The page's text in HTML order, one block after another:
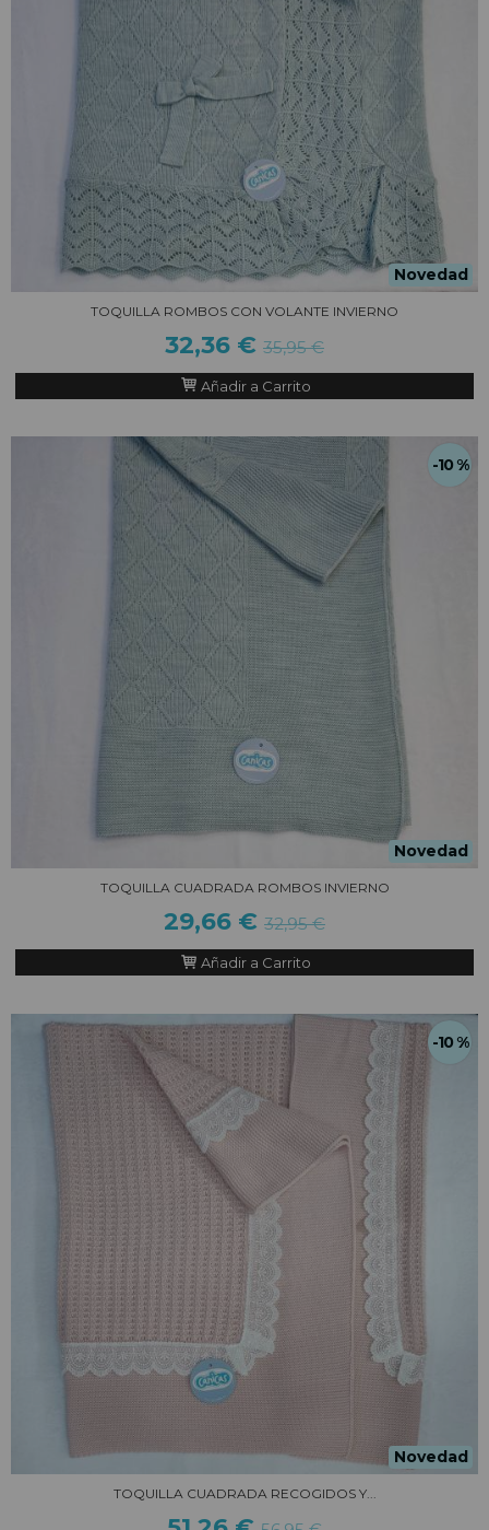
Novedad
TOQUILLA ROMBOS CON VOLANTE INVIERNO
32,36 € 35,95 €
Añadir a Carrito
Novedad
-10 %
TOQUILLA CUADRADA ROMBOS INVIERNO
29,66 € 32,95 €
Añadir a Carrito
Novedad
-10 %
TOQUILLA CUADRADA RECOGIDOS Y...